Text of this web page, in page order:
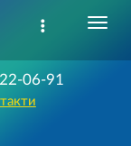
06-91